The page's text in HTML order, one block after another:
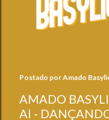
Postado porAmado
AMADO
AI -